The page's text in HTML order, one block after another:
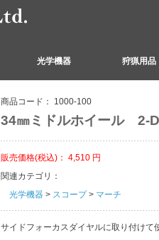
光学機器 狩猟用品
商品コード： 1000-100
34㎜ミドルホイール 2-
販売価格(税込)： 4,510 円
関連カテゴリ：
光学機器 > スコープ> マーチ
サイドフォーカスダイヤルに取り付けて